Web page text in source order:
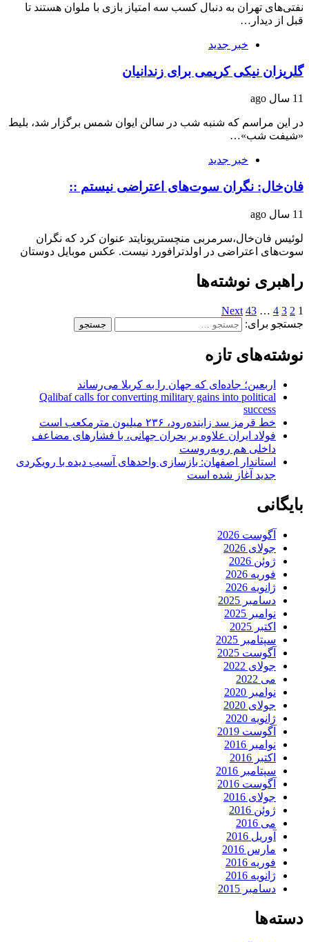
نفتی‌های تهران به دنبال کسب سه امتیاز بازی با ملوان هستند تا
قبل از دیدار…
خبر جدید
گلریزان نیکی کریمی برای زندانیان
11 سال ago
در این مراسم که شنبه شب در سالن ایوان شمس برگزار شد، بلیط
«شیفت شب»…
خبر جدید
فان‌خال: نگران سوت‌های اعتراضی نیستم ::
11 سال ago
لوئیس فان‌خال،‌سرمربی منچستریونایتد عنوان کرد که نگران
سوت‌های اعتراضی در اولدترافورد نیست. عکس موبایل دوستان
راهبری نوشته‌ها
1
2
3
4
…
43
Next
جستجو برای:
نوشته‌های تازه
اربعین؛ جاده‌ای که جهان را به کربلا می‌رساند
Qalibaf calls for converting military gains into political
success
خط قرمز سد زاینده‌رود، ۲۳۶ میلیون مترمکعب است
فولاد ایران علاوه بر بحران جهانی، با فشارهای مضاعف
داخلی هم روبه‌روست
استاندار اصفهان: بازسازی واحدهای آسیب دیده با رویکردی
جدید آغاز شده است
بایگانی
آگوست 2026
جولای 2026
ژوئن 2026
فوریه 2026
ژانویه 2026
دسامبر 2025
نوامبر 2025
اکتبر 2025
سپتامبر 2025
آگوست 2025
جولای 2022
می 2022
نوامبر 2020
جولای 2020
ژانویه 2020
آگوست 2019
نوامبر 2016
اکتبر 2016
سپتامبر 2016
آگوست 2016
جولای 2016
ژوئن 2016
می 2016
آوریل 2016
مارس 2016
فوریه 2016
ژانویه 2016
دسامبر 2015
دسته‌ها